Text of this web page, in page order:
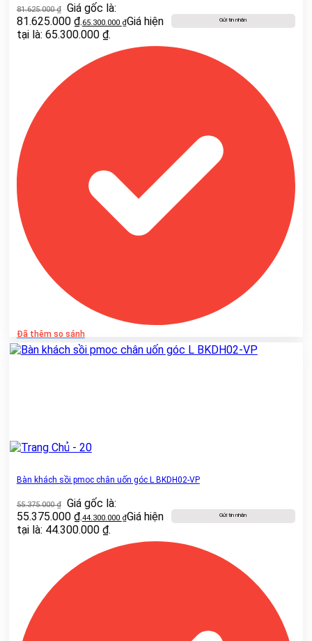
81.625.000₫
Giá gốc là:
81.625.000 ₫.65.300.000 ₫Giá hiện
tại là: 65.300.000 ₫.
Gửi tin nhắn
Đã thêm so sánh
Bàn khách sồi pmoc chân uốn góc L BKDH02-VP
55.375.000₫
Giá gốc là:
55.375.000 ₫.44.300.000 ₫Giá hiện
tại là: 44.300.000 ₫.
Gửi tin nhắn